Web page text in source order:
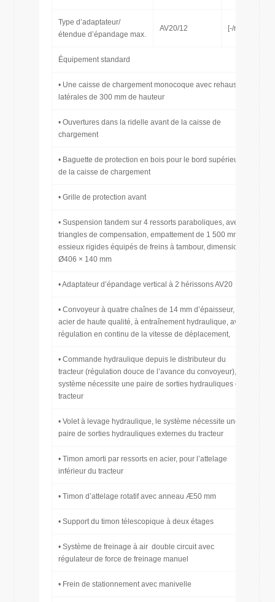
Type d’adaptateur/
étendue d’épandage max.
AV20/12 [-/m]
Équipement standard
• Une caisse de chargement monocoque avec rehausses
latérales de 300 mm de hauteur
• Ouvertures dans la ridelle avant de la caisse de
chargement
• Baguette de protection en bois pour le bord supérieur
de la caisse de chargement
• Grille de protection avant
• Suspension tandem sur 4 ressorts paraboliques, avec
triangles de compensation, empattement de 1 500 mm,
essieux rigides équipés de freins à tambour, dimensions
Ø406 × 140 mm
• Adaptateur d’épandage vertical à 2 hérissons AV20
• Convoyeur à quatre chaînes de 14 mm d’épaisseur, en
acier de haute qualité, à entraînement hydraulique, avec
régulation en continu de la vitesse de déplacement,
• Commande hydraulique depuis le distributeur du
tracteur (régulation douce de l’avance du convoyeur), le
système nécessite une paire de sorties hydrauliques du
tracteur
• Volet à levage hydraulique, le système nécessite une
paire de sorties hydrauliques externes du tracteur
• Timon amorti par ressorts en acier, pour l’attelage
inférieur du tracteur
• Timon d’attelage rotatif avec anneau Æ50 mm
• Support du timon télescopique à deux étages
• Système de freinage à air double circuit avec
régulateur de force de freinage manuel
• Frein de stationnement avec manivelle